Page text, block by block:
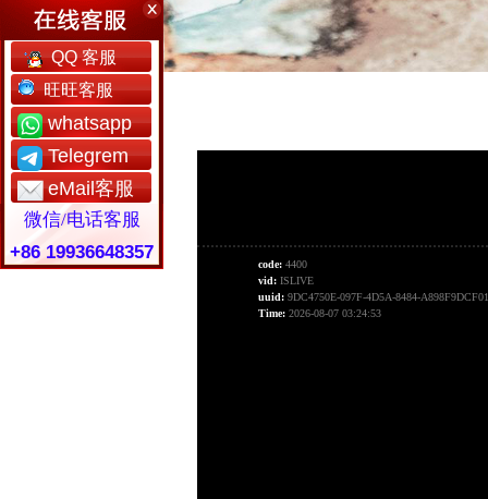
QQ 客服
旺旺客服
whatsapp
Telegrem
eMail客服
微信/电话客服
+86 19936648357